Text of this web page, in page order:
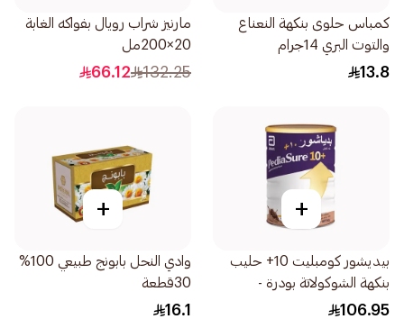
كمباس حلوى بنكهة النعناع
والتوت البري 14جرام
13.8
مارنيز شراب رويال بفواكه الغابة
20×200مل
132.25
66.12
+
بيديشور كومبليت 10+ حليب
بنكهة الشوكولاتة بودرة -
850جرام
106.95
+
وادي النحل بابونج طبيعي 100%
30قطعة
16.1